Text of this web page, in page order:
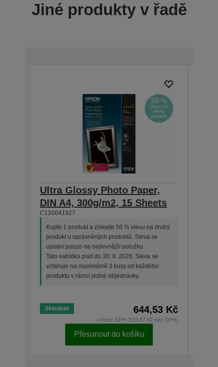
Jiné produkty v řadě
Ultra Glossy Photo Paper,
DIN A4, 300g/m2, 15 Sheets
C13S041927
Kupte 1 produkt a získejte 50 % slevu na druhý
produkt u oprávněných produktů. Sleva se
uplatní pouze na nejlevnější položku.
Tato nabídka platí do 30. 8. 2026. Sleva se
vztahuje na maximálně 3 kusy od každého
produktu v rámci jedné objednávky.
Skladem 644,53 Kč
včetně DPH (532,67 Kč bez DPH)
Přesunout do košíku